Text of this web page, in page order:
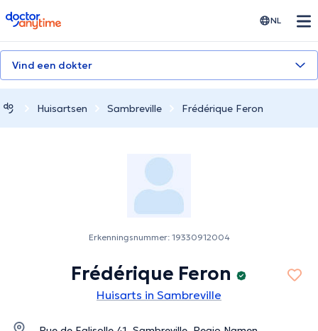
doctoranytime NL
Vind een dokter
Huisartsen Sambreville Frédérique Feron
Erkenningsnummer: 19330912004
Frédérique Feron
Huisarts in Sambreville